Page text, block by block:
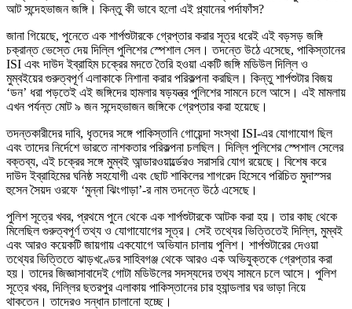
আট সন্দেহভাজন জঙ্গি। কিন্তু কী ভাবে হলো এই প্ল্যানের পর্দাফাঁস?
জানা গিয়েছে, পুনেতে এক শার্পশুটারকে গ্রেপ্তার করার সূত্র ধরেই এই বড়সড় জঙ্গি
চক্রান্ত ভেস্তে দেয় দিল্লি পুলিশের স্পেশাল সেল। তদন্তে উঠে এসেছে, পাকিস্তানের
ISI এবং দাউদ ইব্রাহিম চক্রের মদতে তৈরি হওয়া একটি জঙ্গি মডিউল দিল্লি ও
মুম্বইয়ের গুরুত্বপূর্ণ এলাকাকে নিশানা করার পরিকল্পনা করছিল। কিন্তু শার্পশুটার বিজয়
‘ডন’ ধরা পড়তেই এই জঙ্গিদের হামলার ষড়যন্ত্র পুলিশের সামনে চলে আসে। এই মামলায়
এখন পর্যন্ত মোট ৯ জন সন্দেহভাজন জঙ্গিকে গ্রেপ্তার করা হয়েছে।
তদন্তকারীদের দাবি, ধৃতদের সঙ্গে পাকিস্তানি গোয়েন্দা সংস্থা ISI-এর যোগাযোগ ছিল
এবং তাদের নির্দেশে ভারতে নাশকতার পরিকল্পনা চলছিল। দিল্লি পুলিশের স্পেশাল সেলের
বক্তব্য, এই চক্রের সঙ্গে মুম্বই আন্ডারওয়ার্ল্ডেরও সরাসরি যোগ রয়েছে। বিশেষ করে
দাউদ ইব্রাহিমের ঘনিষ্ঠ সহযোগী এবং ছোট শাকিলের শাগরেদ হিসেবে পরিচিত মুদাস্সর
হুসেন সৈয়দ ওরফে ‘মুন্না ঝিংগাড়া’-র নাম তদন্তে উঠে এসেছে।
পুলিশ সূত্রে খবর, প্রথমে পুনে থেকে এক শার্পশুটারকে আটক করা হয়। তার কাছ থেকে
মিলেছিল গুরুত্বপূর্ণ তথ্য ও যোগাযোগের সূত্র। সেই তথ্যের ভিত্তিতেই দিল্লি, মুম্বই
এবং আরও কয়েকটি জায়গায় একযোগে অভিযান চালায় পুলিশ। শার্পশুটারের দেওয়া
তথ্যের ভিত্তিতে ঝাড়খণ্ডের সাহিবগঞ্জ থেকে আরও এক অভিযুক্তকে গ্রেপ্তার করা
হয়। তাদের জিজ্ঞাসাবাদেই গোটা মডিউলের সদস্যদের তথ্য সামনে চলে আসে। পুলিশ
সূত্রে খবর, দিল্লির ছতরপুর এলাকায় পাকিস্তানের চার হ্যান্ডলার ঘর ভাড়া নিয়ে
থাকতেন। তাদেরও সন্ধান চালানো হচ্ছে।